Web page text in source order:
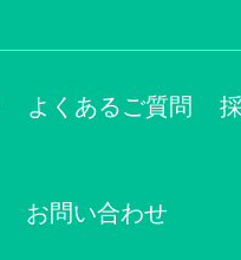
よくあるご質問
お問い合わせ